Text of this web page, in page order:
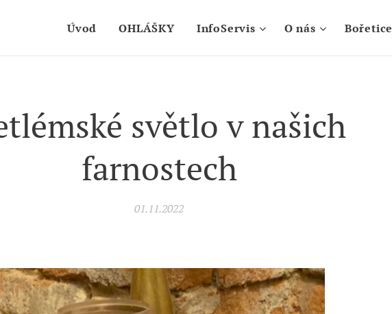
Úvod OHLÁŠKY InfoServis O nás Bořetice
světlo v našich
farnostech
01.11.2022